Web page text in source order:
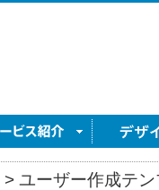
> ユーザー作成テ